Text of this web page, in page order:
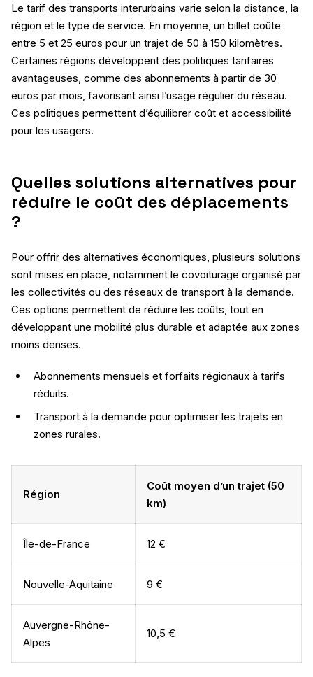
Le tarif des transports interurbains varie selon la distance, la
région et le type de service. En moyenne, un billet coûte
entre 5 et 25 euros pour un trajet de 50 à 150 kilomètres.
Certaines régions développent des politiques tarifaires
avantageuses, comme des abonnements à partir de 30
euros par mois, favorisant ainsi l’usage régulier du réseau.
Ces politiques permettent d’équilibrer coût et accessibilité
pour les usagers.
Quelles solutions alternatives pour
réduire le coût des déplacements
?
Pour offrir des alternatives économiques, plusieurs solutions
sont mises en place, notamment le covoiturage organisé par
les collectivités ou des réseaux de transport à la demande.
Ces options permettent de réduire les coûts, tout en
développant une mobilité plus durable et adaptée aux zones
moins denses.
Abonnements mensuels et forfaits régionaux à tarifs
réduits.
Transport à la demande pour optimiser les trajets en
zones rurales.
Région
Coût moyen d’un trajet (50
km)
Île-de-France 12 €
Nouvelle-Aquitaine 9 €
Auvergne-Rhône-
Alpes
10,5 €